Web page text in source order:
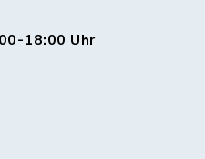
18:00 Uhr